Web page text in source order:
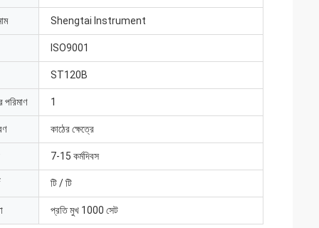
Shengtai Instrument
ISO9001
ST120B
পরিমাণ 1
কাঠের ক্ষেত্রে
7-15 কর্মদিবস
টি / টি
প্রতি মুখ 1000 সেট